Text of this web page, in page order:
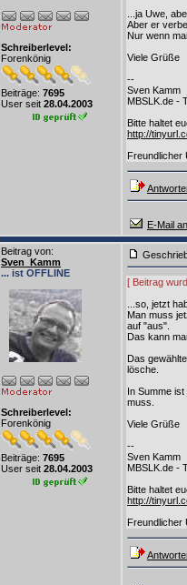
Schreiberlevel:
Forenkönig
Beiträge: 7695
User seit 28.04.2003
...ja Uwe,
Aber er
Nur wenn
Viele Grüße
--
Sven Kamm
MBSLK.de -
Bitte haltet
http://
Freundlicher
E-Mail
Beitrag von:
Sven_Kamm
... ist OFFLINE
Schreiberlevel:
Forenkönig
Beiträge: 7695
User seit 28.04.2003
[ Beitrag
...so, jetzt
Man muss
auf "aus".
Das kann
Das
lösche.
In Summe
muss.
Viele Grüße
--
Sven Kamm
MBSLK.de -
Bitte haltet
http://
Freundlicher